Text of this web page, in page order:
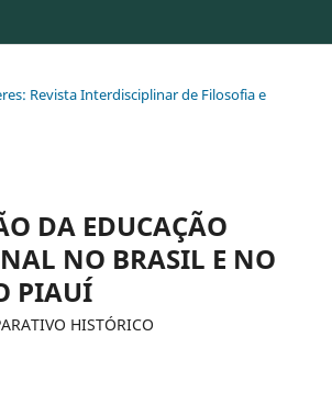
Revista Interdisciplinar de Filosofia e
DA EDUCAÇÃO
NO BRASIL E NO
PIAUÍ
HISTÓRICO